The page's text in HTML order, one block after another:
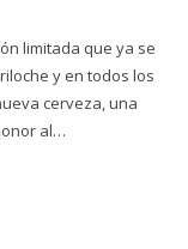
limitada que ya se
y en todos los
cerveza, una
al…